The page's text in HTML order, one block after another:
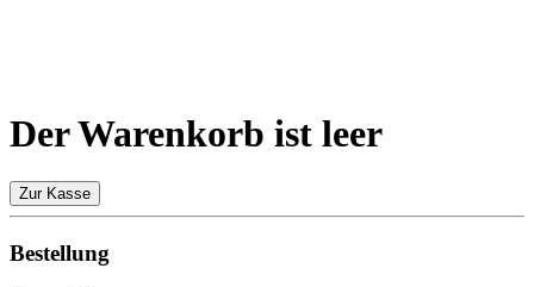
Der Warenkorb ist leer
Zur Kasse
Bestellung